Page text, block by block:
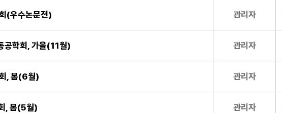
(우수논문전) 관리자
학회, 가을(11월) 관리자
, 봄(6월) 관리자
, 봄(5월) 관리자